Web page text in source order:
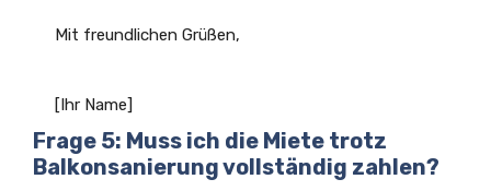
Mit freundlichen Grüßen,
[Ihr Name]
Frage 5: Muss ich die Miete trotz
Balkonsanierung vollständig zahlen?